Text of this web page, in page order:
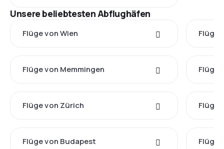
Unsere beliebtesten Abflughäfen
Flüge von Wien Flüge
Flüge von Memmingen Flüge
Flüge von Zürich Flüge
Flüge von Budapest Flüge